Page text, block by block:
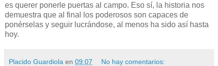
es querer ponerle puertas al campo. Eso sí, la historia nos
demuestra que al final los poderosos son capaces de
ponérselas y seguir lucrándose, al menos ha sido así hasta
hoy.
Placido Guardiola en 09:07 No hay comentarios: